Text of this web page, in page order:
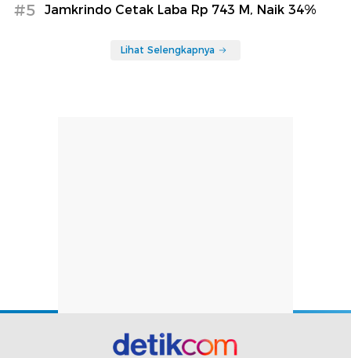
#5 Jamkrindo Cetak Laba Rp 743 M, Naik 34%
Lihat Selengkapnya